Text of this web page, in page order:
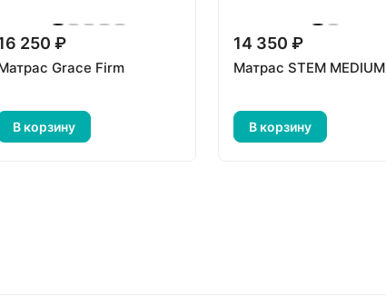
250 ₽
Grace Firm
В корзину
14 350 ₽
Матрас STEM MEDIUM
В корзину